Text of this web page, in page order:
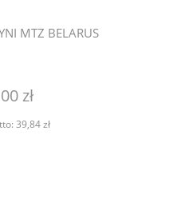
MTZ BELARUS
zł
39,84 zł